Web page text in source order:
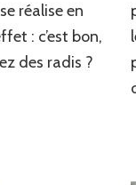
réalise en
: c’est bon,
des radis ?